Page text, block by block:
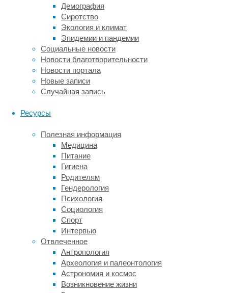
Демография
Сиротство
Экология и климат
Эпидемии и пандемии
Социальные новости
Новости благотворительности
Новости портала
Новые записи
Случайная запись
Ресурсы
Полезная информация
Медицина
Питание
Гигиена
Родителям
Гендерология
Психология
Социология
Спорт
Интервью
Отвлеченное
Антропология
Археология и палеонтология
Астрономия и космос
Возникновение жизни
The
Lancet
Neurology,
посвященных
итогам
года.
Доказательств,
которые
появляются
некоторых
все
еще
недостаточно,
чтобы
продемонстрировать
вирусные
способности
инвазии
нейронов
наверняка.
Хотя
некоторые
авторы
даже